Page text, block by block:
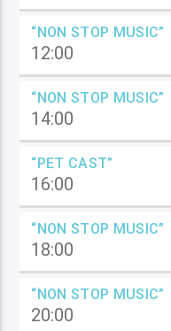
“NON STOP MUSIC”
12:00
“NON STOP MUSIC”
14:00
“PET CAST”
16:00
“NON STOP MUSIC”
18:00
“NON STOP MUSIC”
20:00